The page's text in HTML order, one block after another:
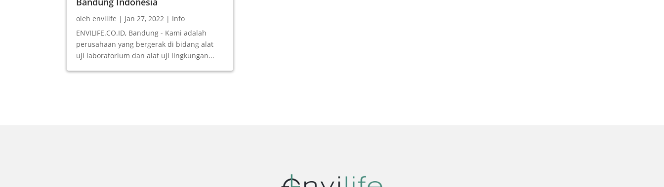
olehenvilife | Jan 27, 2022 | Info
ENVILIFE.CO.ID, Bandung - Kami adalah
perusahaan yang bergerak di bidang alat
uji laboratorium dan alat uji lingkungan...